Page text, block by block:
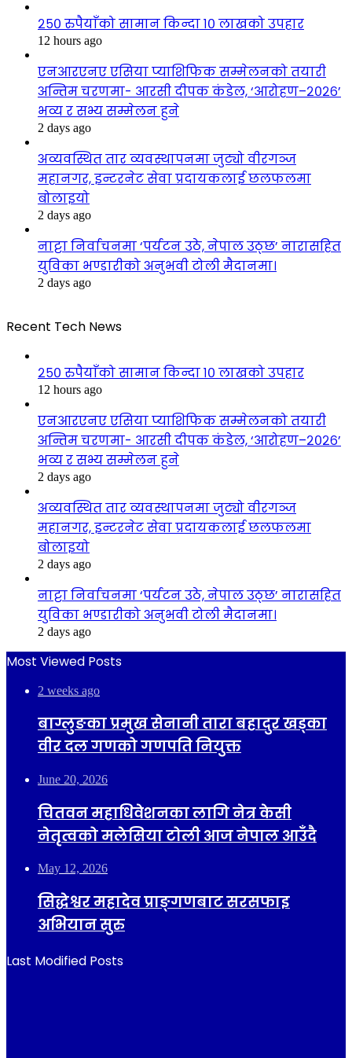
२५० रुपैयाँको सामान किन्दा १० लाखको उपहार
12 hours ago
एनआरएनए एसिया प्याशिफिक सम्मेलनको तयारी
अन्तिम चरणमा- आरसी दीपक कंडेल, ‘आरोहण–२०२६’
भव्य र सभ्य सम्मेलन हुने
2 days ago
अव्यवस्थित तार व्यवस्थापनमा जुट्यो वीरगञ्ज
महानगर, इन्टरनेट सेवा प्रदायकलाई छलफलमा
बोलाइयो
2 days ago
नाट्टा निर्वाचनमा ‘पर्यटन उठे, नेपाल उठ्छ’ नारासहित
युविका भण्डारीको अनुभवी टोली मैदानमा।
2 days ago
Recent Tech News
२५० रुपैयाँको सामान किन्दा १० लाखको उपहार
12 hours ago
एनआरएनए एसिया प्याशिफिक सम्मेलनको तयारी
अन्तिम चरणमा- आरसी दीपक कंडेल, ‘आरोहण–२०२६’
भव्य र सभ्य सम्मेलन हुने
2 days ago
अव्यवस्थित तार व्यवस्थापनमा जुट्यो वीरगञ्ज
महानगर, इन्टरनेट सेवा प्रदायकलाई छलफलमा
बोलाइयो
2 days ago
नाट्टा निर्वाचनमा ‘पर्यटन उठे, नेपाल उठ्छ’ नारासहित
युविका भण्डारीको अनुभवी टोली मैदानमा।
2 days ago
Most Viewed Posts
2 weeks ago
बाग्लुङका प्रमुख सेनानी तारा बहादुर खड्का
वीर दल गणको गणपति नियुक्त
June 20, 2026
चितवन महाधिवेशनका लागि नेत्र केसी
नेतृत्वको मलेसिया टोली आज नेपाल आउँदै
May 12, 2026
सिद्धेश्वर महादेव प्राङ्गणबाट सरसफाइ
अभियान सुरु
Last Modified Posts